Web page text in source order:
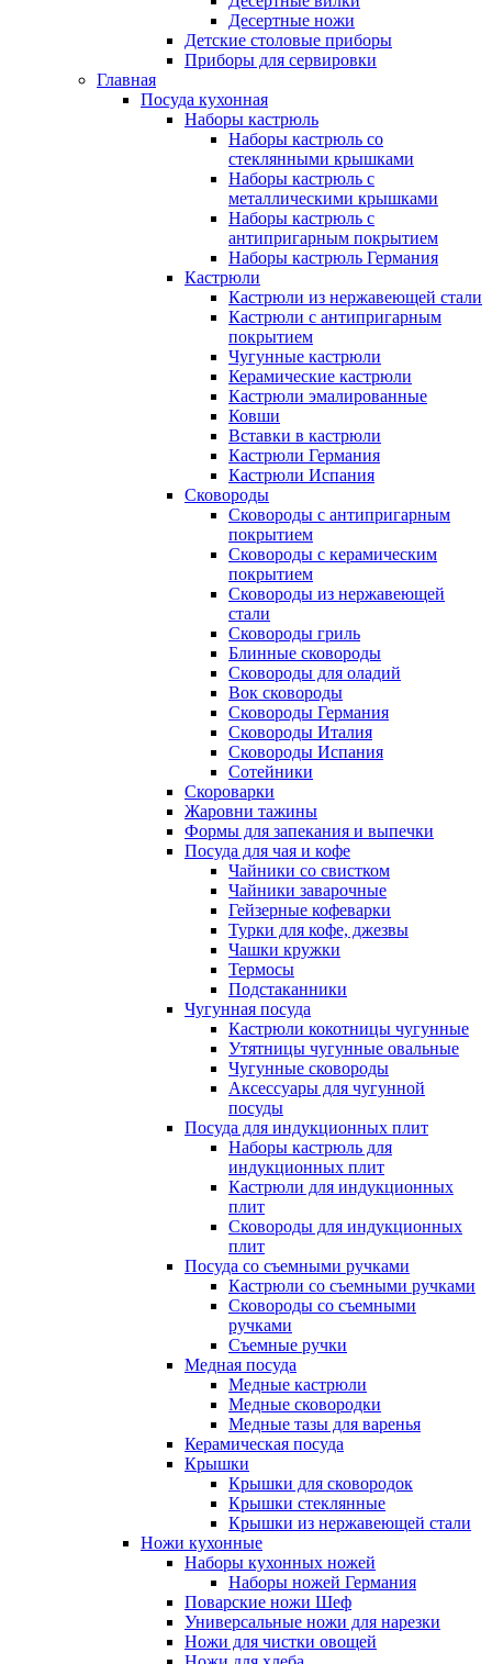
Десертные ножи
Детские столовые приборы
Приборы для сервировки
Главная
Посуда кухонная
Наборы кастрюль
Наборы кастрюль со
стеклянными крышками
Наборы кастрюль с
металлическими крышками
Наборы кастрюль с
антипригарным покрытием
Наборы кастрюль Германия
Кастрюли
Кастрюли из нержавеющей стали
Кастрюли с антипригарным
покрытием
Чугунные кастрюли
Керамические кастрюли
Кастрюли эмалированные
Ковши
Вставки в кастрюли
Кастрюли Германия
Кастрюли Испания
Сковороды
Сковороды с антипригарным
покрытием
Сковороды с керамическим
покрытием
Сковороды из нержавеющей
стали
Сковороды гриль
Блинные сковороды
Сковороды для оладий
Вок сковороды
Сковороды Германия
Сковороды Италия
Сковороды Испания
Сотейники
Скороварки
Жаровни тажины
Формы для запекания и выпечки
Посуда для чая и кофе
Чайники со свистком
Чайники заварочные
Гейзерные кофеварки
Турки для кофе, джезвы
Чашки кружки
Термосы
Подстаканники
Чугунная посуда
Кастрюли кокотницы чугунные
Утятницы чугунные овальные
Чугунные сковороды
Аксессуары для чугунной
посуды
Посуда для индукционных плит
Наборы кастрюль для
индукционных плит
Кастрюли для индукционных
плит
Сковороды для индукционных
плит
Посуда со съемными ручками
Кастрюли со съемными ручками
Сковороды со съемными
ручками
Съемные ручки
Медная посуда
Медные кастрюли
Медные сковородки
Медные тазы для варенья
Керамическая посуда
Крышки
Крышки для сковородок
Крышки стеклянные
Крышки из нержавеющей стали
Ножи кухонные
Наборы кухонных ножей
Наборы ножей Германия
Поварские ножи Шеф
Универсальные ножи для нарезки
Ножи для чистки овощей